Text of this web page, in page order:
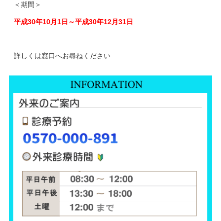
＜期間＞
平成30年10月1日～平成30年12月31日
詳しくは窓口へお尋ねください